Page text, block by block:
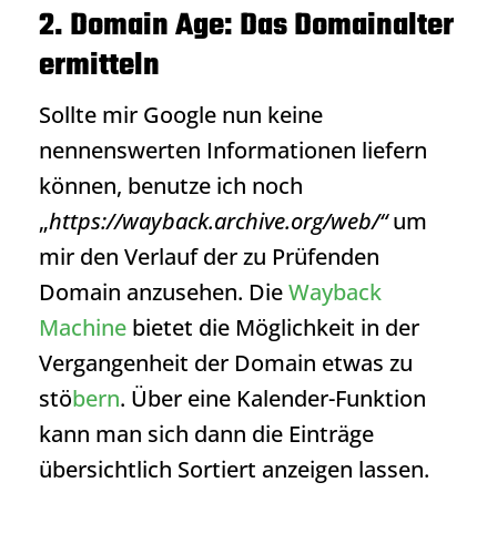
2. Domain Age: Das Domainalter
ermitteln
Sollte mir Google nun keine
nennenswerten Informationen liefern
können, benutze ich noch
„https://wayback.archive.org/web/“um
mir den Verlauf der zu Prüfenden
Domain anzusehen. DieWayback
Machine bietet die Möglichkeit in der
Vergangenheit der Domain etwas zu
stöbern. Über eine Kalender-Funktion
kann man sich dann die Einträge
übersichtlich Sortiert anzeigen lassen.